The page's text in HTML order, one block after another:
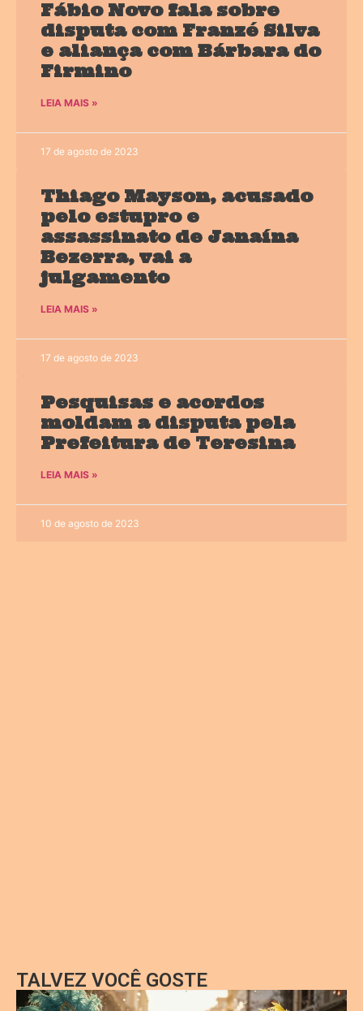
Fábio Novo fala sobre
disputa com Franzé Silva
e aliança com Bárbara do
Firmino
LEIA MAIS »
17 de agosto de 2023
Thiago Mayson, acusado
pelo estupro e
assassinato de Janaína
Bezerra, vai a
julgamento
LEIA MAIS »
17 de agosto de 2023
Pesquisas e acordos
moldam a disputa pela
Prefeitura de Teresina
LEIA MAIS »
10 de agosto de 2023
TALVEZ VOCÊ GOSTE